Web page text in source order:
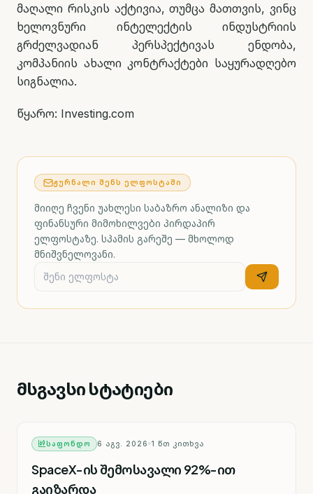
მაღალი რისკის აქტივია, თუმცა მათთვის, ვინც
ხელოვნური ინტელექტის ინდუსტრიის
გრძელვადიან პერსპექტივას ენდობა,
კომპანიის ახალი კონტრაქტები საყურადღებო
სიგნალია.
წყარო: Investing.com
ᲟᲣᲠᲜᲐᲚᲘ ᲨᲔᲜᲡ ᲔᲚᲤᲝᲡᲢᲐᲨᲘ
მიიღე ჩვენი უახლესი საბაზრო ანალიზი და
ფინანსური მიმოხილვები პირდაპირ
ელფოსტაზე. სპამის გარეშე — მხოლოდ
მნიშვნელოვანი.
მსგავსი სტატიები
ᲡᲐᲤᲝᲜᲓᲝ 6 ᲐᲒᲕ. 2026 1 ᲬᲗ ᲙᲘᲗᲮᲕᲐ
SpaceX-ის შემოსავალი 92%-ით
გაიზარდა